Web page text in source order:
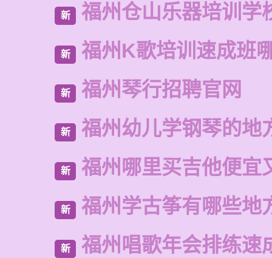
新 福州仓山乐器培训学
新 福州K歌培训速成班
新 福州琴行招聘官网
新 福州幼儿学钢琴的地
新 福州哪里买吉他便宜
新 福州学古筝有哪些地
新 福州唱歌年会排练速